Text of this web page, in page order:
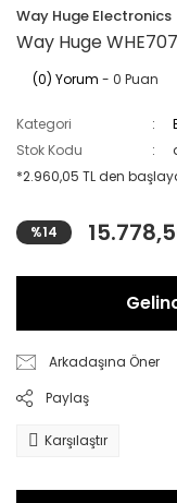
Way Huge Electronics
Way Huge
(0) Yorum - 0 Puan
Kategori
Stok Kodu
*2.960,05 TL den
%14
Arkadaşına Öner
Paylaş
Karşılaştır